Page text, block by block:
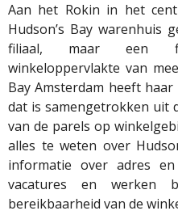
Aan het Rokin in het
Hudson’s Bay warenhuis
filiaal, maar een
winkeloppervlakte van
Bay Amsterdam heeft
dat is samengetrokken uit
van de parels op
alles te weten over
informatie over adres
vacatures en werken
bereikbaarheid van de